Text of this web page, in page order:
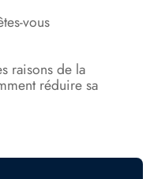
vous
raisons de la
réduire sa